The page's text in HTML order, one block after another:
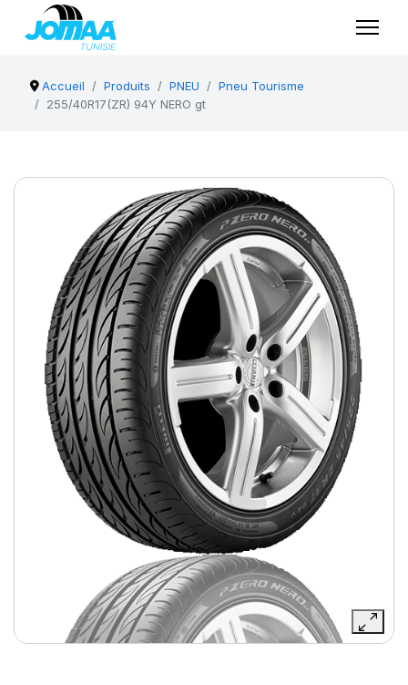
Accueil Produits PNEU
Pneu Tourisme
255/40R17(ZR) 94Y NERO gt